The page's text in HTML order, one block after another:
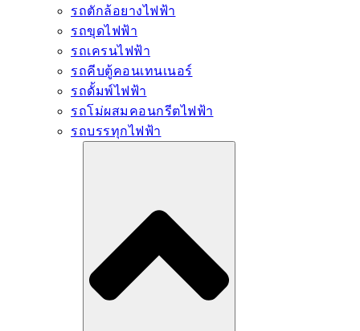
รถตักล้อยางไฟฟ้า
รถขุดไฟฟ้า
รถเครนไฟฟ้า
รถคีบตู้คอนเทนเนอร์
รถดั้มพ์ไฟฟ้า
รถโม่ผสมคอนกรีตไฟฟ้า
รถบรรทุกไฟฟ้า